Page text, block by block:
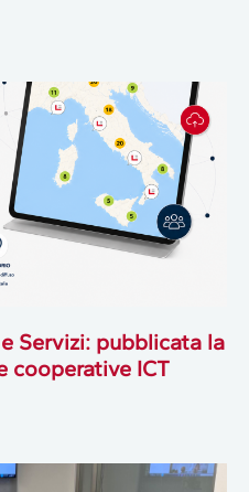
Servizi: pubblicata la
cooperative ICT